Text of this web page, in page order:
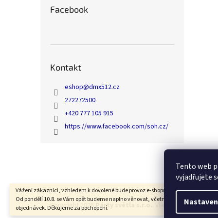
Tento web
vyjadřujete
Vážení zákazníci, vzhledem k dovolené bude provoz e-shopu od 6.8. do 7.8.
Od pondělí 10.8. se Vám opět budeme naplno věnovat, včetně expedice Vašich
objednávek. Děkujeme za pochopení.
Facebook
Kontakt
eshop@dmx512.cz
272272500
+420 777 105 915
https://www.facebook.com/soh.cz/
Copyright 2026Párty světla s.r.o. . Všechna práva